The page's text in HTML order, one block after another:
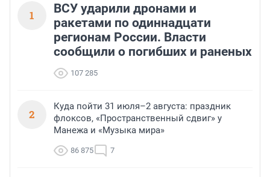
1
ВСУ ударили дронами и
ракетами по одиннадцати
регионам России. Власти
сообщили о погибших и раненых
107 285
2
Куда пойти 31 июля–2 августа: праздник
флоксов, «Пространственный сдвиг» у
Манежа и «Музыка мира»
86 875 7